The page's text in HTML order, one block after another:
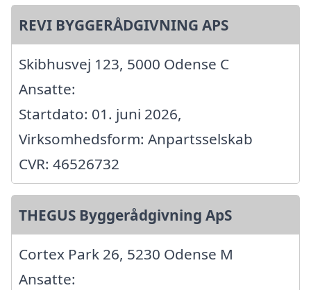
REVI BYGGERÅDGIVNING APS
Skibhusvej 123, 5000 Odense C
Ansatte:
Startdato: 01. juni 2026,
Virksomhedsform: Anpartsselskab
CVR: 46526732
THEGUS Byggerådgivning ApS
Cortex Park 26, 5230 Odense M
Ansatte: